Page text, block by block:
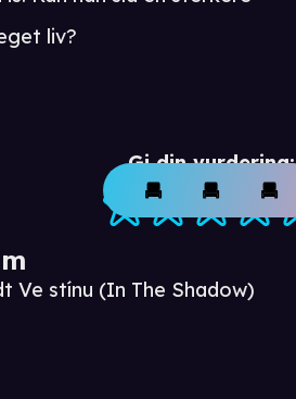
Gi din vurdering:
Ve stínu (In The Shadow)
liv?